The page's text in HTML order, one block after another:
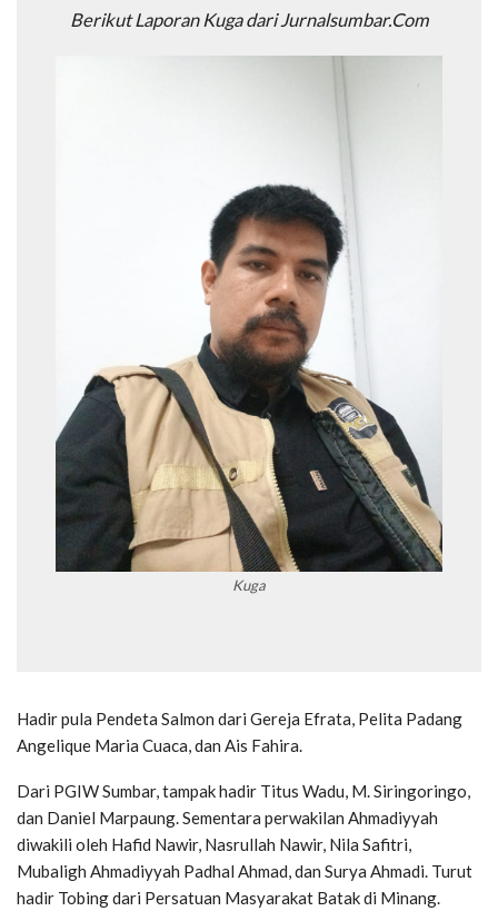
Berikut Laporan Kuga dari Jurnalsumbar.Com
Kuga
Hadir pula Pendeta Salmon dari Gereja Efrata, Pelita Padang
Angelique Maria Cuaca, dan Ais Fahira.
Dari PGIW Sumbar, tampak hadir Titus Wadu, M. Siringoringo,
dan Daniel Marpaung. Sementara perwakilan Ahmadiyyah
diwakili oleh Hafid Nawir, Nasrullah Nawir, Nila Safitri,
Mubaligh Ahmadiyyah Padhal Ahmad, dan Surya Ahmadi. Turut
hadir Tobing dari Persatuan Masyarakat Batak di Minang.